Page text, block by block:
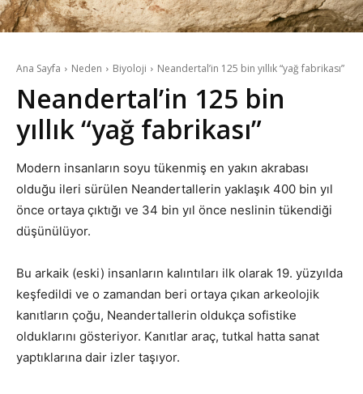
Ana Sayfa Neden Biyoloji Neandertal’in 125 bin yıllık “yağ fabrikası”
Neandertal’in 125 bin
yıllık “yağ fabrikası”
Modern insanların soyu tükenmiş en yakın akrabası
olduğu ileri sürülen Neandertallerin yaklaşık 400 bin yıl
önce ortaya çıktığı ve 34 bin yıl önce neslinin tükendiği
düşünülüyor.
Bu arkaik (eski) insanların kalıntıları ilk olarak 19. yüzyılda
keşfedildi ve o zamandan beri ortaya çıkan arkeolojik
kanıtların çoğu, Neandertallerin oldukça sofistike
olduklarını gösteriyor. Kanıtlar araç, tutkal hatta sanat
yaptıklarına dair izler taşıyor.